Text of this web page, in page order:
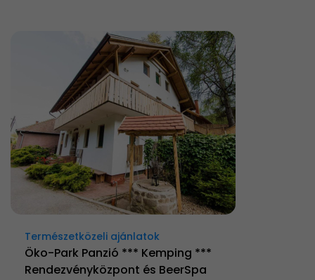
Természetközeli ajánlatok
Öko-Park Panzió *** Kemping ***
Rendezvényközpont és BeerSpa